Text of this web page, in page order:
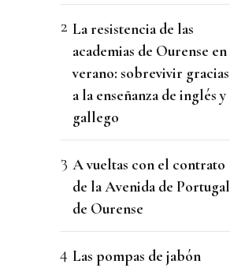
La resistencia de las
academias de Ourense en
verano: sobrevivir gracias
a la enseñanza de inglés y
gallego
A vueltas con el contrato
de la Avenida de Portugal
de Ourense
Las pompas de jabón